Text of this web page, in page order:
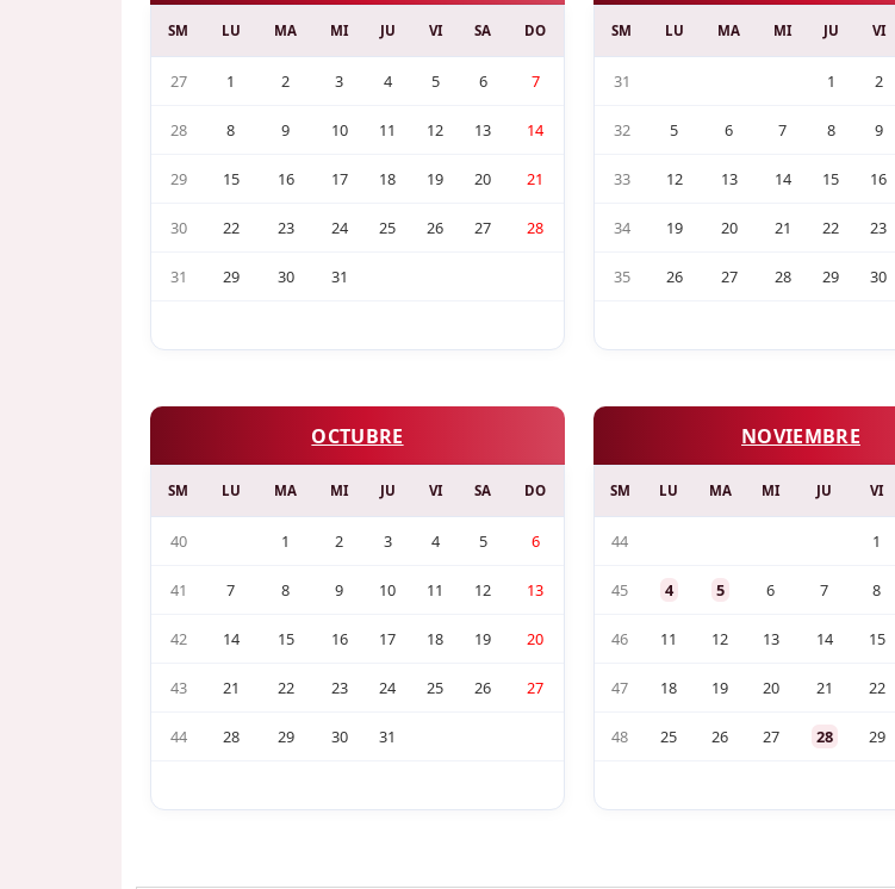
SM LU MA MI JU VI SA DO
27 1 2 3 4 5 6 7
28 8 9 10 11 12 13 14
29 15 16 17 18 19 20 21
30 22 23 24 25 26 27 28
31 29 30 31
SM LU MA MI JU VI
31 1 2
32 5 6 7 8 9
33 12 13 14 15 16
34 19 20 21 22 23
35 26 27 28 29 30
OCTUBRE
SM LU MA MI JU VI SA DO
40 1 2 3 4 5 6
41 7 8 9 10 11 12 13
42 14 15 16 17 18 19 20
43 21 22 23 24 25 26 27
44 28 29 30 31
NOVIEMBRE
SM LU MA MI JU VI
44 1
45 4 5 6 7 8
46 11 12 13 14 15
47 18 19 20 21 22
48 25 26 27 28 29